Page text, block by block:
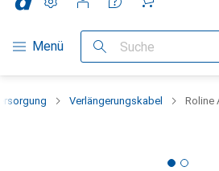
Navigation nach Kategorien
Menü Suche
Verlängerungskabel Roline